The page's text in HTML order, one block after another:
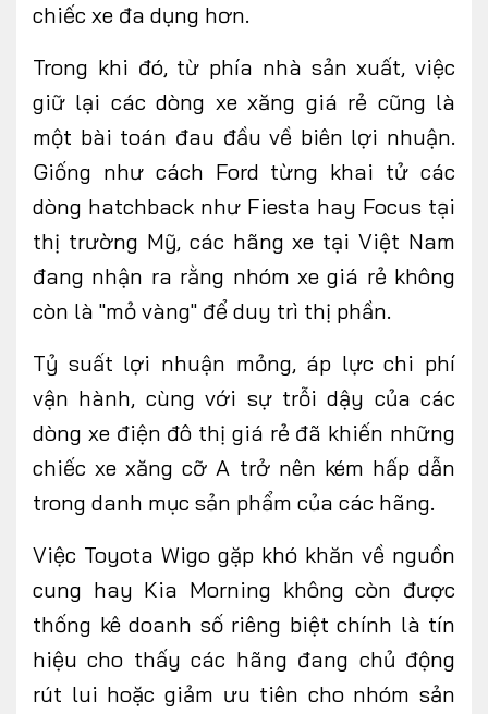
chiếc xe đa dụng hơn.
Trong khi đó, từ phía nhà sản xuất, việc
giữ lại các dòng xe xăng giá rẻ cũng là
một bài toán đau đầu về biên lợi nhuận.
Giống như cách Ford từng khai tử các
dòng hatchback như Fiesta hay Focus tại
thị trường Mỹ, các hãng xe tại Việt Nam
đang nhận ra rằng nhóm xe giá rẻ không
còn là "mỏ vàng" để duy trì thị phần.
Tỷ suất lợi nhuận mỏng, áp lực chi phí
vận hành, cùng với sự trỗi dậy của các
dòng xe điện đô thị giá rẻ đã khiến những
chiếc xe xăng cỡ A trở nên kém hấp dẫn
trong danh mục sản phẩm của các hãng.
Việc Toyota Wigo gặp khó khăn về nguồn
cung hay Kia Morning không còn được
thống kê doanh số riêng biệt chính là tín
hiệu cho thấy các hãng đang chủ động
rút lui hoặc giảm ưu tiên cho nhóm sản